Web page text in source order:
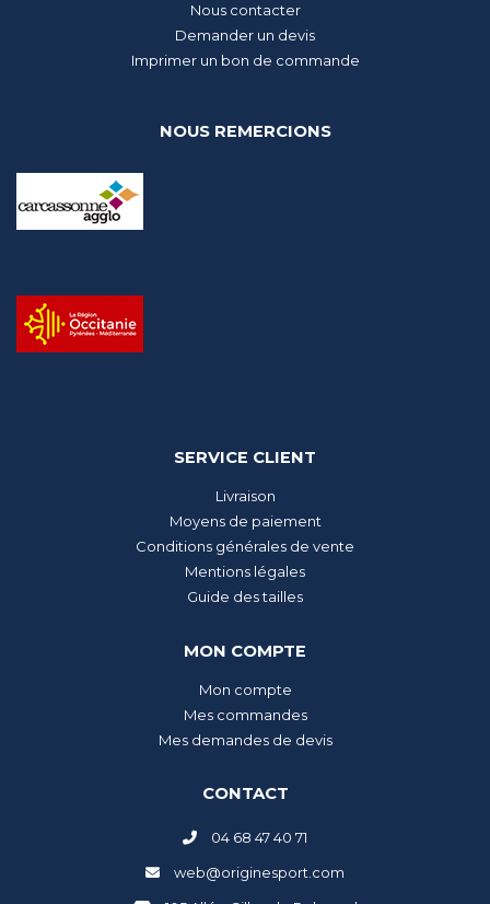
Nous contacter
Demander un devis
Imprimer un bon de commande
NOUS REMERCIONS
SERVICE CLIENT
Livraison
Moyens de paiement
Conditions générales de vente
Mentions légales
Guide des tailles
MON COMPTE
Mon compte
Mes commandes
Mes demandes de devis
CONTACT
04 68 47 40 71
web@originesport.com